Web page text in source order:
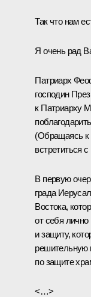
Так что нам
Я очень рад
Патриарх
господин
к Патриарху
(Обращаясь к
встретиться
В первую
града
Востока,
от себя лично
и защиту,
решительную
по защите
<…>